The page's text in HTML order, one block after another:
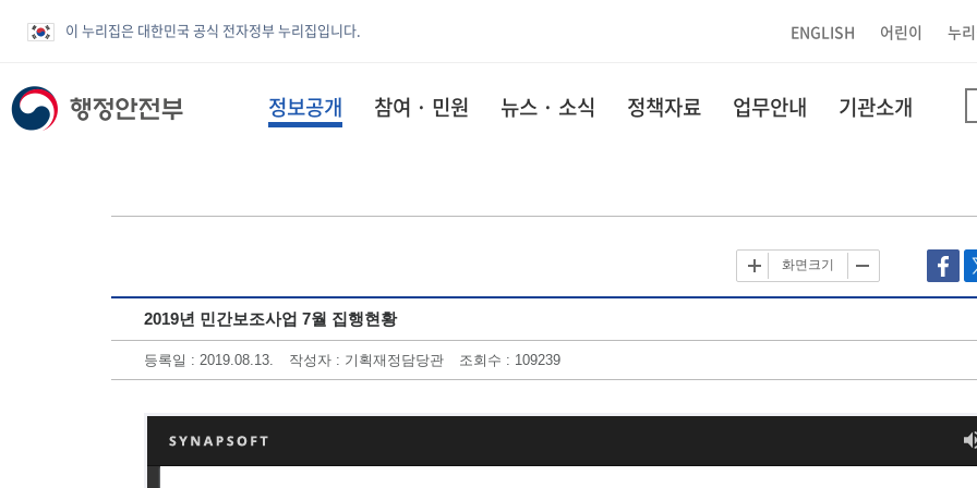
이 누리집은 대한민국 공식 전자정부 누리집입니다. ENGLISH 어린이 누
정보공개 참여 · 민원 뉴스 · 소식 정책자료 업무안내 기관소개
화면크기
2019년 민간보조사업 7월 집행현황
등록일 : 2019.08.13. 작성자 : 기획재정담당관 조회수 : 109239